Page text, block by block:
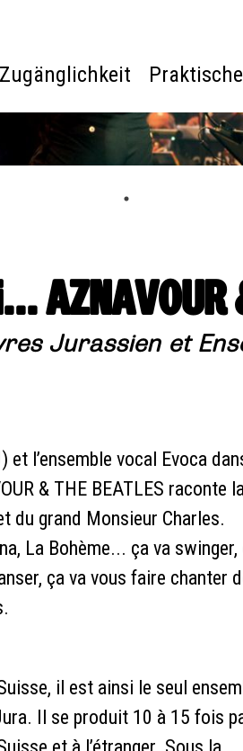
Zugänglichkeit
AZNAVOUR
Jurassien et
et l’ensemble vocal Evoca
& THE BEATLES raconte
du grand Monsieur Charles.
La Bohème... ça va swinger,
ça va vous faire chanter
il est ainsi le seul
Il se produit 10 à 15 fois